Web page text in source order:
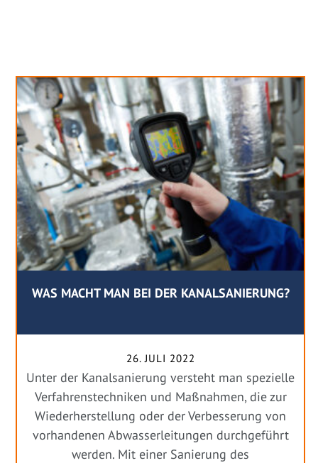
WAS MACHT MAN BEI DER KANALSANIERUNG?
26. JULI 2022
Unter der Kanalsanierung versteht man spezielle
Verfahrenstechniken und Maßnahmen, die zur
Wiederherstellung oder der Verbesserung von
vorhandenen Abwasserleitungen durchgeführt
werden. Mit einer Sanierung des